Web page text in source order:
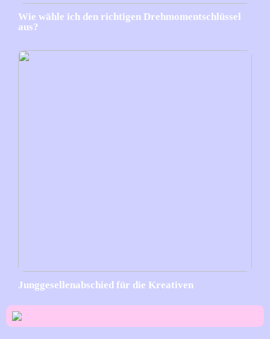
Wie wähle ich den richtigen Drehmomentschlüssel
aus?
Junggesellenabschied für die Kreativen